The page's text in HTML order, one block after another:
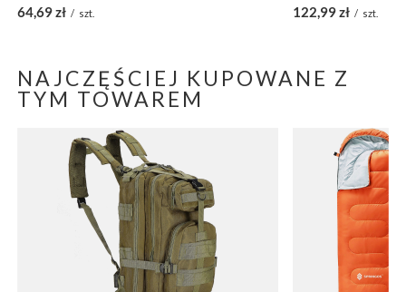
64,69 zł / szt. 122,99 zł / szt.
NAJCZĘŚCIEJ KUPOWANE Z
TYM TOWAREM